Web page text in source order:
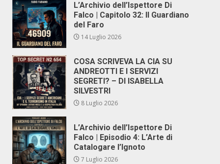
L’Archivio dell’Ispettore Di
Falco | Capitolo 32: Il Guardiano
del Faro
14 Luglio 2026
COSA SCRIVEVA LA CIA SU
ANDREOTTI E I SERVIZI
SEGRETI? – DI ISABELLA
SILVESTRI
8 Luglio 2026
L’Archivio dell’Ispettore Di
Falco | Episodio 4: L’Arte di
Catalogare l’Ignoto
7 Luglio 2026